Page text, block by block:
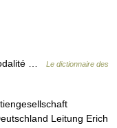
…
Le dictionnaire des
Leitung Erich